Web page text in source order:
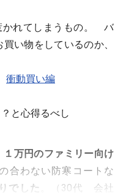
かれてしまうもの。 バ
い物をしているのか、
衝動買い編
１万円のファミリー向け
合わない防寒コートな
でした
。（30代 会社